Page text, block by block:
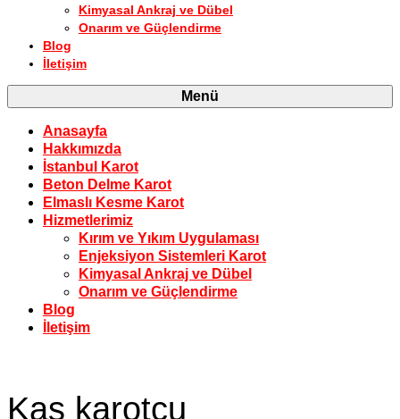
Kimyasal Ankraj ve Dübel
Onarım ve Güçlendirme
Blog
İletişim
Menü
Anasayfa
Hakkımızda
İstanbul Karot
Beton Delme Karot
Elmaslı Kesme Karot
Hizmetlerimiz
Kırım ve Yıkım Uygulaması
Enjeksiyon Sistemleri Karot
Kimyasal Ankraj ve Dübel
Onarım ve Güçlendirme
Blog
İletişim
Kaş karotçu